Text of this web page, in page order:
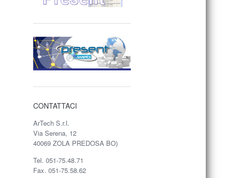
CONTATTACI
ArTech S.r.l.
Via Serena, 12
40069 ZOLA PREDOSA BO)
Tel. 051-75.48.71
Fax. 051-75.58.62